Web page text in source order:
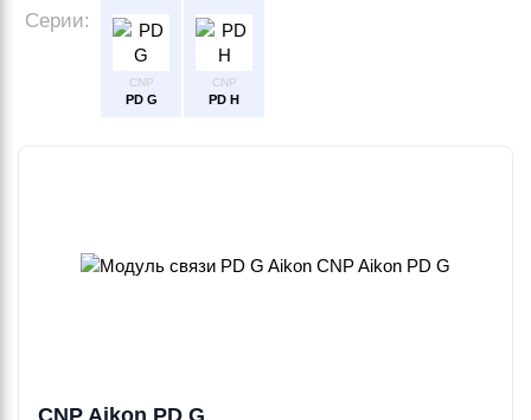
Серии:
CNP
PD G
CNP
PD H
CNP Aikon PD G